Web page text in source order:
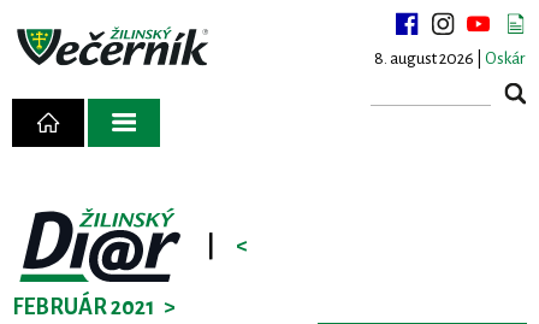
8. august 2026 | Oskár
<
FEBRUÁR 2021 >